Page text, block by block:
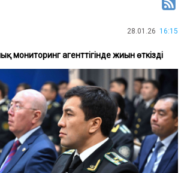
28.01.26 16:15
мониторинг агенттігінде жиын өткізді